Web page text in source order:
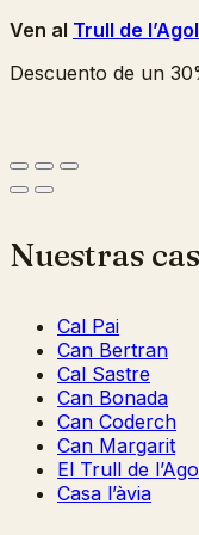
Ven al Trull de
Descuento de un
Nuestras
Cal Pai
Can Bertran
Cal Sastre
Can Bonada
Can Coderch
Can Margarit
El Trull de
Casa l’àvia